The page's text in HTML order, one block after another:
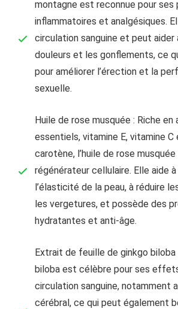
montagne est reconnue pour ses
inflammatoires et analgésiques.
circulation sanguine et peut aider
douleurs et les gonflements, ce
pour améliorer l’érection et la
sexuelle.
Huile de rose musquée : Riche en
essentiels, vitamine E, vitamine
carotène, l’huile de rose
régénérateur cellulaire. Elle aide
l’élasticité de la peau, à réduire
les vergetures, et possède des
hydratantes et anti-âge.
Extrait de feuille de ginkgo biloba
biloba est célèbre pour ses
circulation sanguine, notamment
cérébral, ce qui peut également